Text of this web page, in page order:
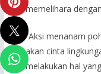
memelihara
“Aksi menanam
akan cinta
melakukan hal